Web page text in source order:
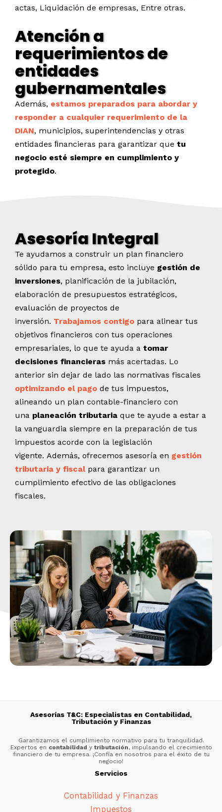
actas, Liquidación de empresas, Entre otras.
Atención a
requerimientos de
entidades
gubernamentales
Además, estamos preparados para abordar y
responder a cualquier requerimiento de la
DIAN, municipios, superintendencias y otras
entidades ﬁnancieras para garantizar que tu
negocio esté siempre en cumplimiento y
protegido.
Asesoría Integral
Te ayudamos a construir un plan financiero
sólido para tu empresa, esto incluye gestión de
inversiones, planificación de la jubilación,
elaboración de presupuestos estratégicos,
evaluación de proyectos de
inversión. Trabajamos contigo para alinear tus
objetivos financieros con tus operaciones
empresariales, lo que te ayuda a tomar
decisiones financieras más acertadas. Lo
anterior sin dejar de lado las normativas fiscales
optimizando el pago de tus impuestos,
alineando un plan contable-financiero con
una planeación tributaria que te ayude a estar a
la vanguardia siempre en la preparación de tus
impuestos acorde con la legislación
vigente. Además, ofrecemos asesoría en gestión
tributaria y fiscalpara garantizar un
cumplimiento efectivo de las obligaciones
fiscales.
Asesorías T&C: Especialistas en Contabilidad,
Tributación y Finanzas
Garantizamos el cumplimiento normativo para tu tranquilidad.
Expertos en contabilidad y tributación, impulsando el crecimiento
financiero de tu empresa. ¡Confía en nosotros para el éxito de tu
negocio!
Servicios
Contabilidad y Finanzas
Impuestos